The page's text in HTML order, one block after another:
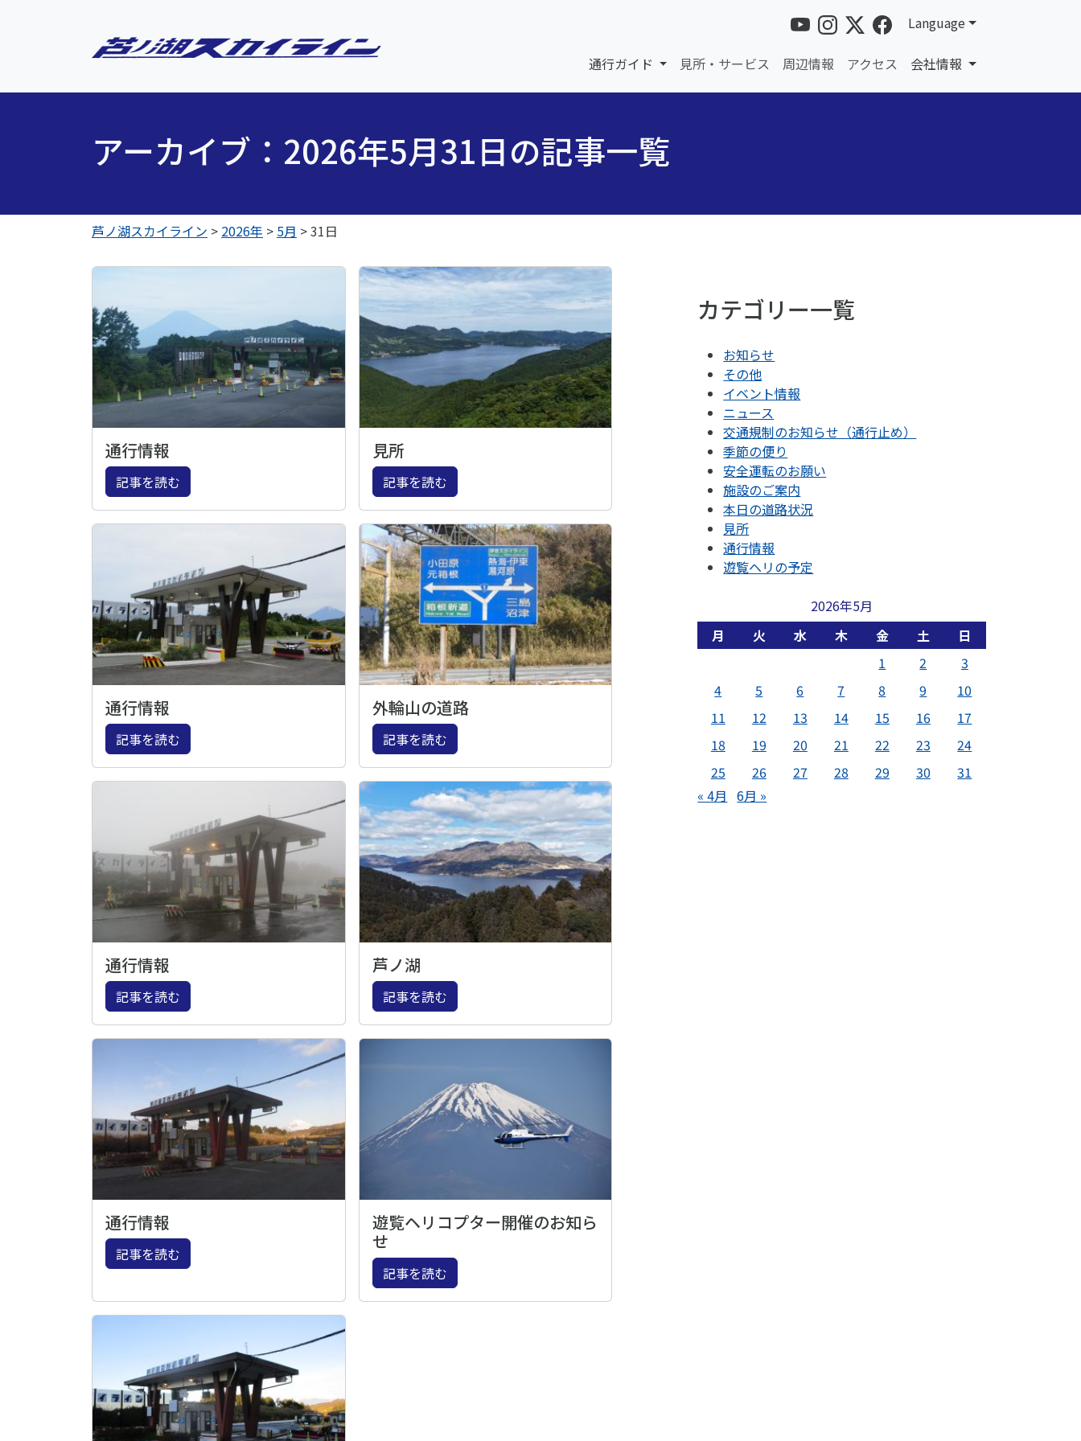
Language
通行ガイド 見所・サービス 周辺情報 アクセス 会社情報
アーカイブ：2026年5月31日の記事一覧
芦ノ湖スカイライン > 2026年 > 5月 >31日
通行情報
記事を読む
見所
記事を読む
通行情報
記事を読む
外輪山の道路
記事を読む
通行情報
記事を読む
芦ノ湖
記事を読む
通行情報
記事を読む
遊覧ヘリコプター開催のお知ら
せ
記事を読む
カテゴリー一覧
お知らせ
その他
イベント情報
ニュース
交通規制のお知らせ（通行止め）
季節の便り
安全運転のお願い
施設のご案内
本日の道路状況
見所
通行情報
遊覧ヘリの予定
2026年5月
月
火 水 木 金 土
日
1
2
3
4
5 6 7 8 9
10
11
12 13 14 15 16
17
18
19 20 21 22 23
24
25
26 27 28 29 30
31
« 4月 6月 »